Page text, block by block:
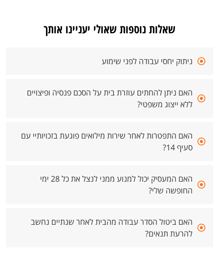
שאלות נוספות שאולי יעניינו אותך
ניתוק יחסי עבודה לפני שימוע
האם ניתן להחתים עוזרת בית על הסכם פנסיה ופיצויים
ללא ייצוג משפטי?
האם התפטרות לאחר שירות מילואים פוגעת בזכויותיי עם
סעיף 14?
האם המעסיק יכול למנוע ממני לנצל את כל 28 ימי
החופשה שלי?
האם ביטול הסדר עבודה מהבית לאחר שנתיים נחשב
להרעת תנאים?